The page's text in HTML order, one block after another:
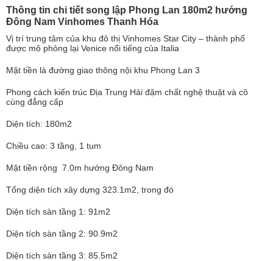
Thông tin chi tiết song lập Phong Lan 180m2 hướng
Đông Nam Vinhomes Thanh Hóa
Vị trí trung tâm của khu đô thị Vinhomes Star City – thành phố
được mô phỏng lại Venice nổi tiếng của Italia
Mặt tiền là đường giao thông nội khu Phong Lan 3
Phong cách kiến trúc Địa Trung Hải đậm chất nghệ thuật và cô
cùng đẳng cấp
Diện tích: 180m2
Chiều cao: 3 tầng, 1 tum
Mặt tiền rộng 7.0m hướng Đông Nam
Tổng diện tích xây dựng 323.1m2, trong đó
Diện tích sàn tầng 1: 91m2
Diện tích sàn tầng 2: 90.9m2
Diện tích sàn tầng 3: 85.5m2